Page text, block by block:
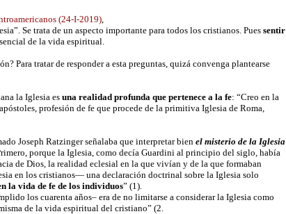
(24-I-2019),
Se trata de un aspecto importante para todos los cristianos. Puessentir
de la vida espiritual.
Para tratar de responder a esta preguntas, quizá convenga plantearse
la Iglesia es una realidad profunda que pertenece a la fe: “Creo en la
profesión de fe que procede de la primitiva Iglesia de Roma,
Joseph Ratzinger señalaba que interpretar bien el misterio de la Iglesia
porque la Iglesia, como decía Guardini al principio del siglo, había
de Dios, la realidad eclesial en la que vivían y de la que formaban
en los cristianos— una declaración doctrinal sobre la Iglesia solo
la vida de fe de los individuos” (1).
los cuarenta años– era de no limitarse a considerar la Iglesia como
de la vida espiritual del cristiano” (2.